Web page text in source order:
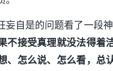
妄自是的问题看了一段
不接受真理就没法得着
、怎么说、怎么看，总